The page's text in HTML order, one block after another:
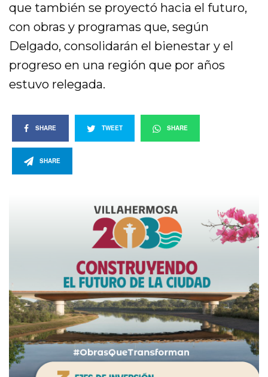
que también se proyectó hacia el futuro,
con obras y programas que, según
Delgado, consolidarán el bienestar y el
progreso en una región que por años
estuvo relegada.
SHARE TWEET SHARE
SHARE